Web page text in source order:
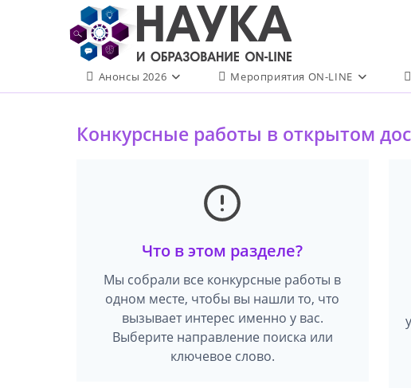
содержимому
Анонсы 2026 Мероприятия ON-LINE
Конкурсные работы в открытом
Что в этом разделе?
Мы собрали все конкурсные работы в
одном месте, чтобы вы нашли то, что
вызывает интерес именно у вас.
Выберите направление поиска или
ключевое слово.